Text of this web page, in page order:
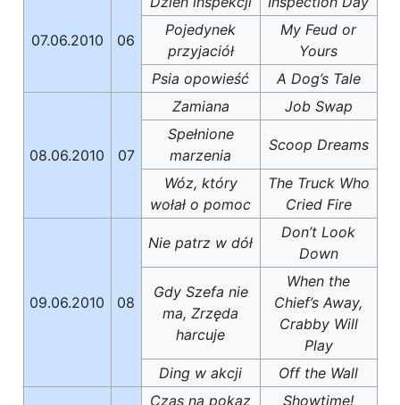
07.06.2010 06
Pojedynek
przyjaciół
My Feud or
Yours
Psia opowieść
A Dog’s Tale
08.06.2010 07
Zamiana
Job Swap
Spełnione
marzenia
Scoop Dreams
Wóz, który
wołał o pomoc
The Truck Who
Cried Fire
09.06.2010 08
Nie patrz w dół
Don’t Look
Down
Gdy Szefa nie
ma, Zrzęda
harcuje
When the
Chief’s Away,
Crabby Will
Play
Ding w akcji
Off the Wall
Czas na pokaz
Showtime!